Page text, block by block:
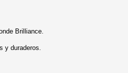
Brilliance.
y duraderos.